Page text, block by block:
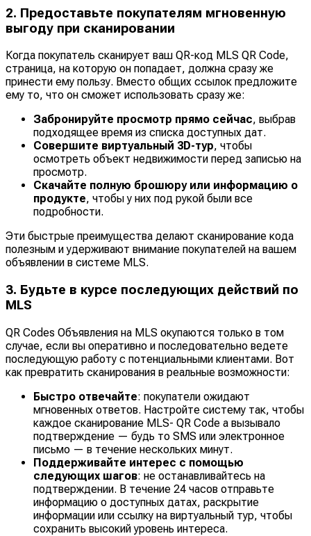
2. Предоставьте покупателям мгновенную
выгоду при сканировании
Когда покупатель сканирует ваш QR-код MLS QR Code,
страница, на которую он попадает, должна сразу же
принести ему пользу. Вместо общих ссылок предложите
ему то, что он сможет использовать сразу же:
Забронируйте просмотр прямо сейчас, выбрав
подходящее время из списка доступных дат.
Совершите виртуальный 3D-тур, чтобы
осмотреть объект недвижимости перед записью на
просмотр.
Скачайте полную брошюру или информацию о
продукте, чтобы у них под рукой были все
подробности.
Эти быстрые преимущества делают сканирование кода
полезным и удерживают внимание покупателей на вашем
объявлении в системе MLS.
3. Будьте в курсе последующих действий по
MLS
QR Codes Объявления на MLS окупаются только в том
случае, если вы оперативно и последовательно ведете
последующую работу с потенциальными клиентами. Вот
как превратить сканирования в реальные возможности:
Быстро отвечайте: покупатели ожидают
мгновенных ответов. Настройте систему так, чтобы
каждое сканирование MLS- QR Code а вызывало
подтверждение — будь то SMS или электронное
письмо — в течение нескольких минут.
Поддерживайте интерес с помощью
следующих шагов: не останавливайтесь на
подтверждении. В течение 24 часов отправьте
информацию о доступных датах, раскрытие
информации или ссылку на виртуальный тур, чтобы
сохранить высокий уровень интереса.